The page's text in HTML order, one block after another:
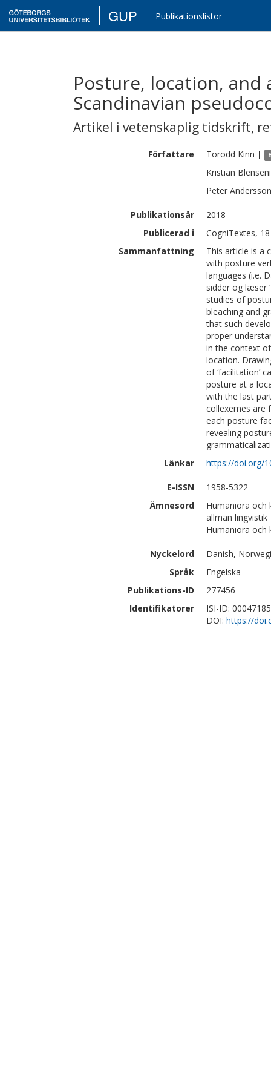
GUP Publikationslistor
Posture, location,
Scandinavian
Artikel i vetenskaplig tidskrift,
Författare Torodd Kinn |
Kristian
Peter Andersson
Publikationsår
2018
Publicerad i
CogniTextes, 18
Sammanfattning
This article is a
with posture
languages (i.e.
sidder og læser
studies of
bleaching and
that such
proper
in the context
location.
of ‘facilitation’
posture at a
with the last
collexemes are
each posture
revealing
Länkar
https://doi.org/
E-ISSN
1958-5322
Ämnesord
Humaniora och
allmän lingvistik
Humaniora och
Nyckelord
Danish,
Språk
Engelska
Publikations-ID
277456
Identifikatorer
ISI-ID:
DOI: https://